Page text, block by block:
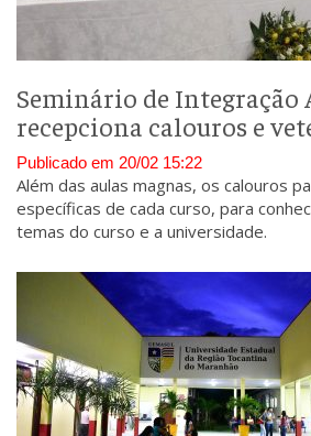
Seminário de Integração
recepciona calouros e
Publicado em 20/02 15:22
Além das aulas magnas, os calouros
específicas de cada curso, para
temas do curso e a universidade.